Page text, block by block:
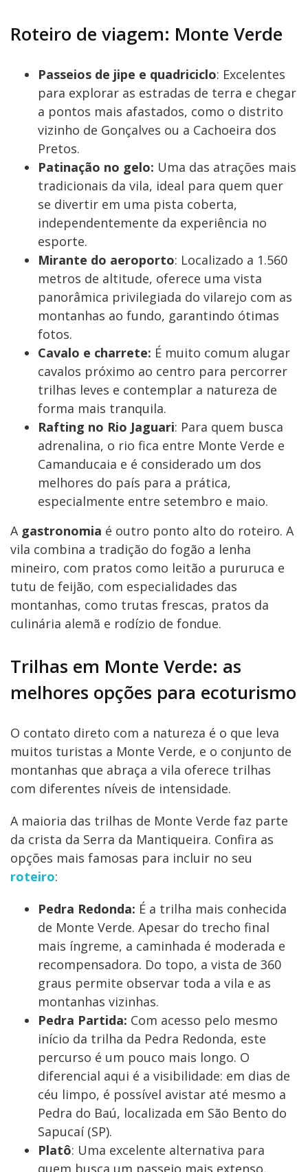
Roteiro de viagem: Monte Verde
Passeios de jipe e quadriciclo: Excelentes
para explorar as estradas de terra e chegar
a pontos mais afastados, como o distrito
vizinho de Gonçalves ou a Cachoeira dos
Pretos.
Patinação no gelo: Uma das atrações mais
tradicionais da vila, ideal para quem quer
se divertir em uma pista coberta,
independentemente da experiência no
esporte.
Mirante do aeroporto: Localizado a 1.560
metros de altitude, oferece uma vista
panorâmica privilegiada do vilarejo com as
montanhas ao fundo, garantindo ótimas
fotos.
Cavalo e charrete: É muito comum alugar
cavalos próximo ao centro para percorrer
trilhas leves e contemplar a natureza de
forma mais tranquila.
Rafting no Rio Jaguari: Para quem busca
adrenalina, o rio fica entre Monte Verde e
Camanducaia e é considerado um dos
melhores do país para a prática,
especialmente entre setembro e maio.
A gastronomia é outro ponto alto do roteiro. A
vila combina a tradição do fogão a lenha
mineiro, com pratos como leitão a pururuca e
tutu de feijão, com especialidades das
montanhas, como trutas frescas, pratos da
culinária alemã e rodízio de fondue.
Trilhas em Monte Verde: as
melhores opções para ecoturismo
O contato direto com a natureza é o que leva
muitos turistas a Monte Verde, e o conjunto de
montanhas que abraça a vila oferece trilhas
com diferentes níveis de intensidade.
A maioria das trilhas de Monte Verde faz parte
da crista da Serra da Mantiqueira. Confira as
opções mais famosas para incluir no seu
roteiro:
Pedra Redonda: É a trilha mais conhecida
de Monte Verde. Apesar do trecho final
mais íngreme, a caminhada é moderada e
recompensadora. Do topo, a vista de 360
graus permite observar toda a vila e as
montanhas vizinhas.
Pedra Partida: Com acesso pelo mesmo
início da trilha da Pedra Redonda, este
percurso é um pouco mais longo. O
diferencial aqui é a visibilidade: em dias de
céu limpo, é possível avistar até mesmo a
Pedra do Baú, localizada em São Bento do
Sapucaí (SP).
Platô: Uma excelente alternativa para
quem busca um passeio mais extenso,